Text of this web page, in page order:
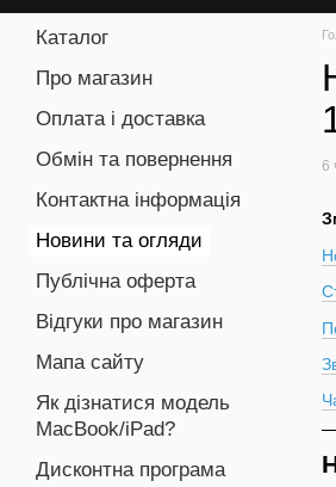
6
Каталог
Про магазин
Оплата і доставка
Обмін та повернення
Контактна інформація
Новини та огляди
Публічна оферта
Відгуки про магазин
Мапа сайту
Як дізнатися модель
MacBook/iPad?
Дисконтна програма